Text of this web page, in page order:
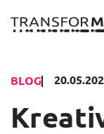
Inhalt
BLOG